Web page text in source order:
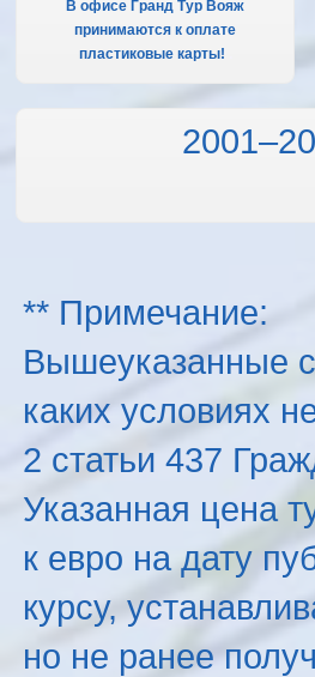
В офисе Гранд Тур Вояж
принимаются к оплате
пластиковые карты!
** Примечание:
Вышеуказанные
каких условиях
2 статьи 437
Указанная цена
к евро на дату
курсу,
но не ранее